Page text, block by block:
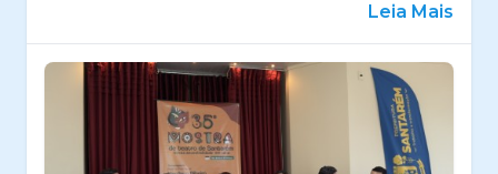
Leia Mais